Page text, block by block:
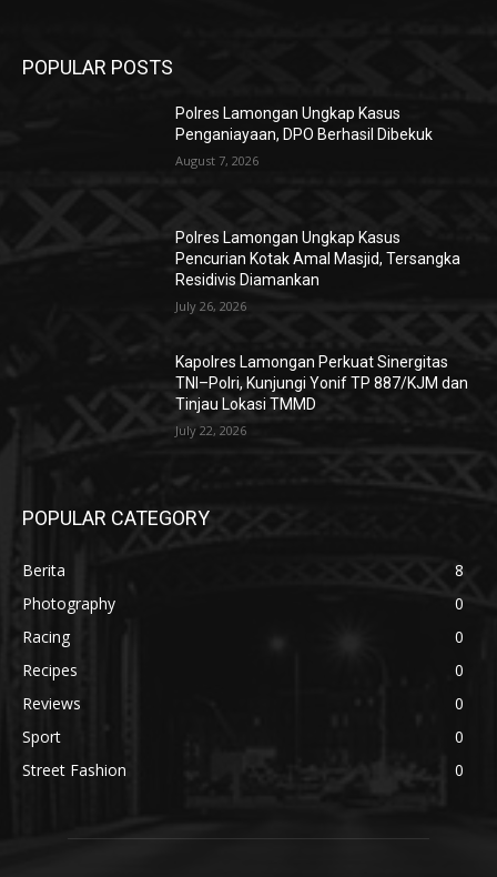
POPULAR POSTS
Polres Lamongan Ungkap Kasus
Penganiayaan, DPO Berhasil Dibekuk
August 7, 2026
Polres Lamongan Ungkap Kasus
Pencurian Kotak Amal Masjid, Tersangka
Residivis Diamankan
July 26, 2026
Kapolres Lamongan Perkuat Sinergitas
TNI–Polri, Kunjungi Yonif TP 887/KJM dan
Tinjau Lokasi TMMD
July 22, 2026
POPULAR CATEGORY
Berita
8
Photography
0
Racing
0
Recipes
0
Reviews
0
Sport
0
Street Fashion
0